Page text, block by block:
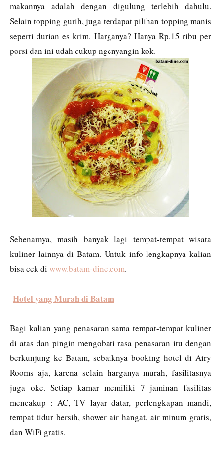
makannya adalah dengan digulung terlebih dahulu.
Selain topping gurih, juga terdapat pilihan topping manis
seperti durian es krim. Harganya? Hanya Rp.15 ribu per
porsi dan ini udah cukup ngenyangin kok.
Sebenarnya, masih banyak lagi tempat-tempat wisata
kuliner lainnya di Batam. Untuk info lengkapnya kalian
bisa cek di www.batam-dine.com.
Hotel yang Murah di Batam
Bagi kalian yang penasaran sama tempat-tempat kuliner
di atas dan pingin mengobati rasa penasaran itu dengan
berkunjung ke Batam, sebaiknya booking hotel di Airy
Rooms aja, karena selain harganya murah, fasilitasnya
juga oke. Setiap kamar memiliki 7 jaminan fasilitas
mencakup : AC, TV layar datar, perlengkapan mandi,
tempat tidur bersih, shower air hangat, air minum gratis,
dan WiFi gratis.